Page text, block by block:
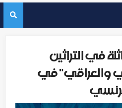
في التراثين
والعراقي" في